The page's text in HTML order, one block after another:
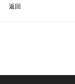
返回